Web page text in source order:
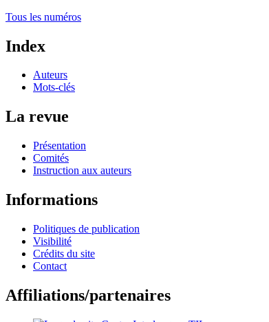
Tous les numéros
Index
Auteurs
Mots-clés
La revue
Présentation
Comités
Instruction aux auteurs
Informations
Politiques de publication
Visibilité
Crédits du site
Contact
Affiliations/partenaires